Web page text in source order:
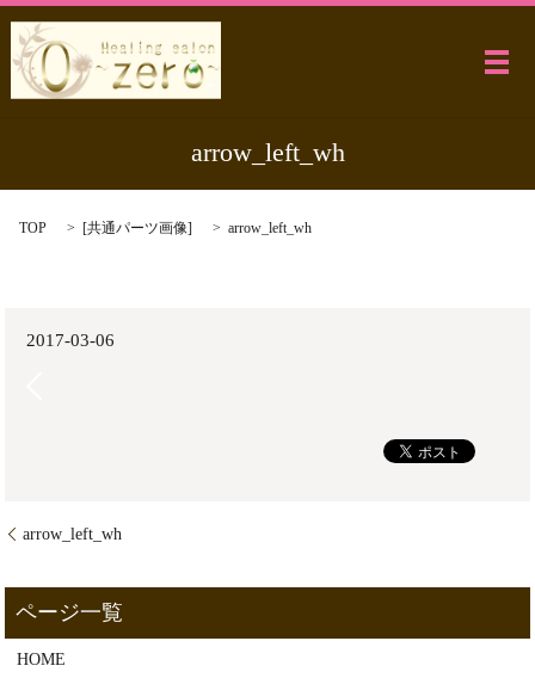
メ
arrow_left_wh
TOP [共通パーツ画像] arrow_left_wh
2017-03-06
arrow_left_wh
HOME